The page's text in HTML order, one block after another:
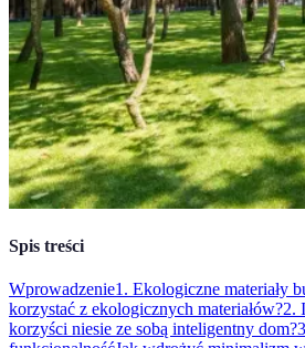
Spis treści
Wprowadzenie1. Ekologiczne materiały
korzystać z ekologicznych materiałów?2.
korzyści niesie ze sobą inteligentny dom?